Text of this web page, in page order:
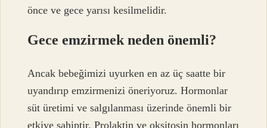
önce ve gece yarısı kesilmelidir.
Gece emzirmek neden önemli?
Ancak bebeğimizi uyurken en az üç saatte bir
uyandırıp emzirmenizi öneriyoruz. Hormonlar
süt üretimi ve salgılanması üzerinde önemli bir
etkiye sahiptir. Prolaktin ve oksitosin hormonları